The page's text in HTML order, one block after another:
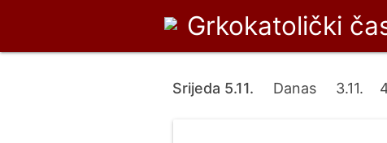
Grkokatolički
Srijeda 5.11. Danas 3.11.